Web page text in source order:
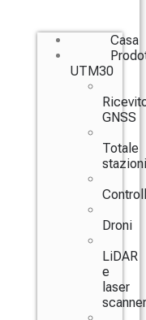
Casa
UTM30
GNSS
Totale
stazioni
Droni
LiDAR
e
laser
scanner